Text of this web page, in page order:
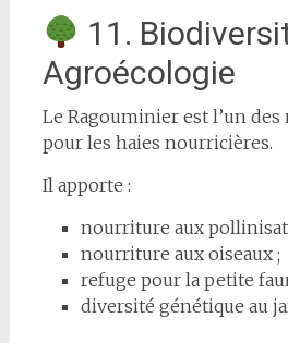
11.
Agroécologie
Le Ragouminier est l’un
pour les haies nourricières.
Il apporte :
nourriture aux
nourriture aux oiseaux ;
refuge pour la petite
diversité génétique au